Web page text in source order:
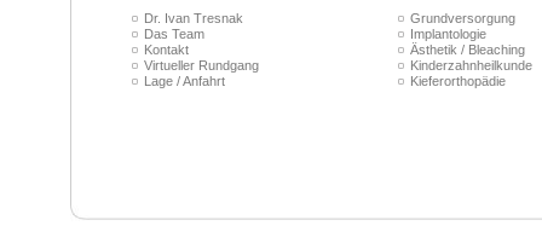
Dr. Ivan Tresnak
Das Team
Kontakt
Virtueller Rundgang
Lage / Anfahrt
Grundversorgung
Implantologie
Ästhetik / Bleaching
Kinderzahnheilkunde
Kieferorthopädie